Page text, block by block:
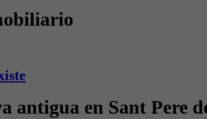
antigua en Sant Pere